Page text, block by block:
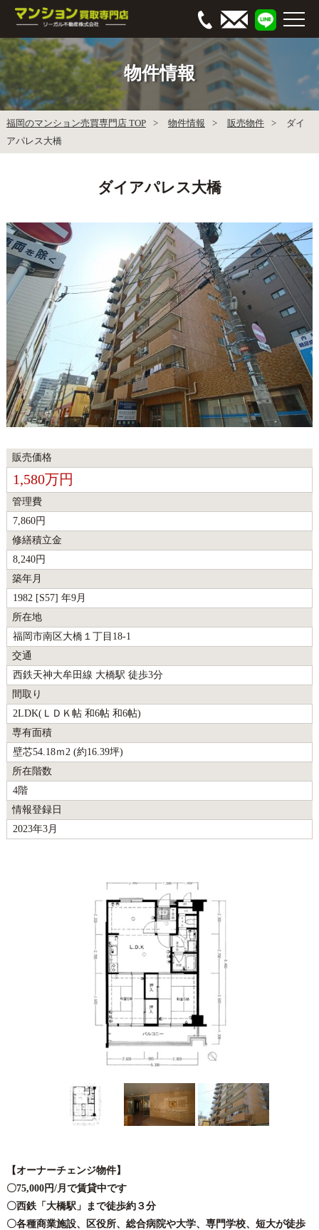
物件情報
福岡のマンション売買専門店 TOP 物件情報 販売物件
ダイ
アパレス大橋
ダイアパレス大橋
販売価格
1,580万円
管理費
7,860円
修繕積立金
8,240円
築年月
1982 [S57] 年9月
所在地
福岡市南区大橋１丁目18-1
交通
西鉄天神大牟田線 大橋駅 徒歩3分
間取り
2LDK(ＬＤＫ帖 和6帖 和6帖)
専有面積
壁芯54.18ｍ2 (約16.39坪)
所在階数
4階
情報登録日
2023年3月
【オーナーチェンジ物件】
〇75,000円/月で賃貸中です
〇西鉄「大橋駅」まで徒歩約３分
〇各種商業施設、区役所、総合病院や大学、専門学校、短大が徒歩